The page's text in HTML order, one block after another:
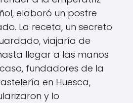
elaboró un postre
La receta, un secreto
viajaría de
llegar a las manos
fundadores de la
en Huesca,
y lo